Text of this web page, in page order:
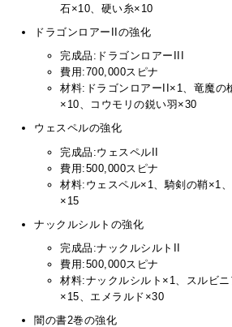
石×10、硬い糸×10
ドラゴンロアーIIの強化
完成品:ドラゴンロアーIII
費用:700,000スピナ
材料:ドラゴンロアーII×1、竜魔の
×10、コウモリの鋭い羽×30
ウェスペルの強化
完成品:ウェスペルII
費用:500,000スピナ
材料:ウェスペル×1、騎剣の鞘×1
×15
ナックルシルトの強化
完成品:ナックルシルトII
費用:500,000スピナ
材料:ナックルシルト×1、スルビ
×15、エメラルド×30
闇の書2巻の強化